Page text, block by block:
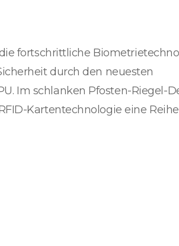
fortschrittliche
durch den neuesten
Im schlanken Pfosten-Riegel-
Kartentechnologie eine